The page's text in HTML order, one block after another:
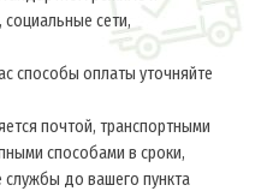
социальные сети,
способы оплаты уточняйте
почтой, транспортными
способами в сроки,
до вашего пункта